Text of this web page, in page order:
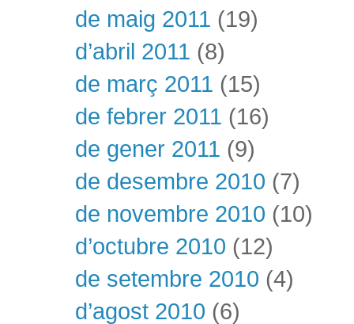
de maig 2011 (19)
d’abril 2011 (8)
de març 2011 (15)
de febrer 2011 (16)
de gener 2011 (9)
de desembre 2010 (7)
de novembre 2010 (10)
d’octubre 2010 (12)
de setembre 2010 (4)
d’agost 2010 (6)